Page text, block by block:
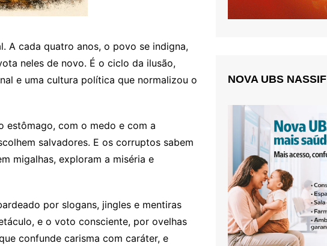
A cada quatro anos, o povo se indigna,
neles de novo. É o ciclo da ilusão,
e uma cultura política que normalizou o
com o medo e com a
salvadores. E os corruptos sabem
migalhas, exploram a miséria e
por slogans, jingles e mentiras
e o voto consciente, por ovelhas
confunde carisma com caráter, e
NOVA UBS NASSIF